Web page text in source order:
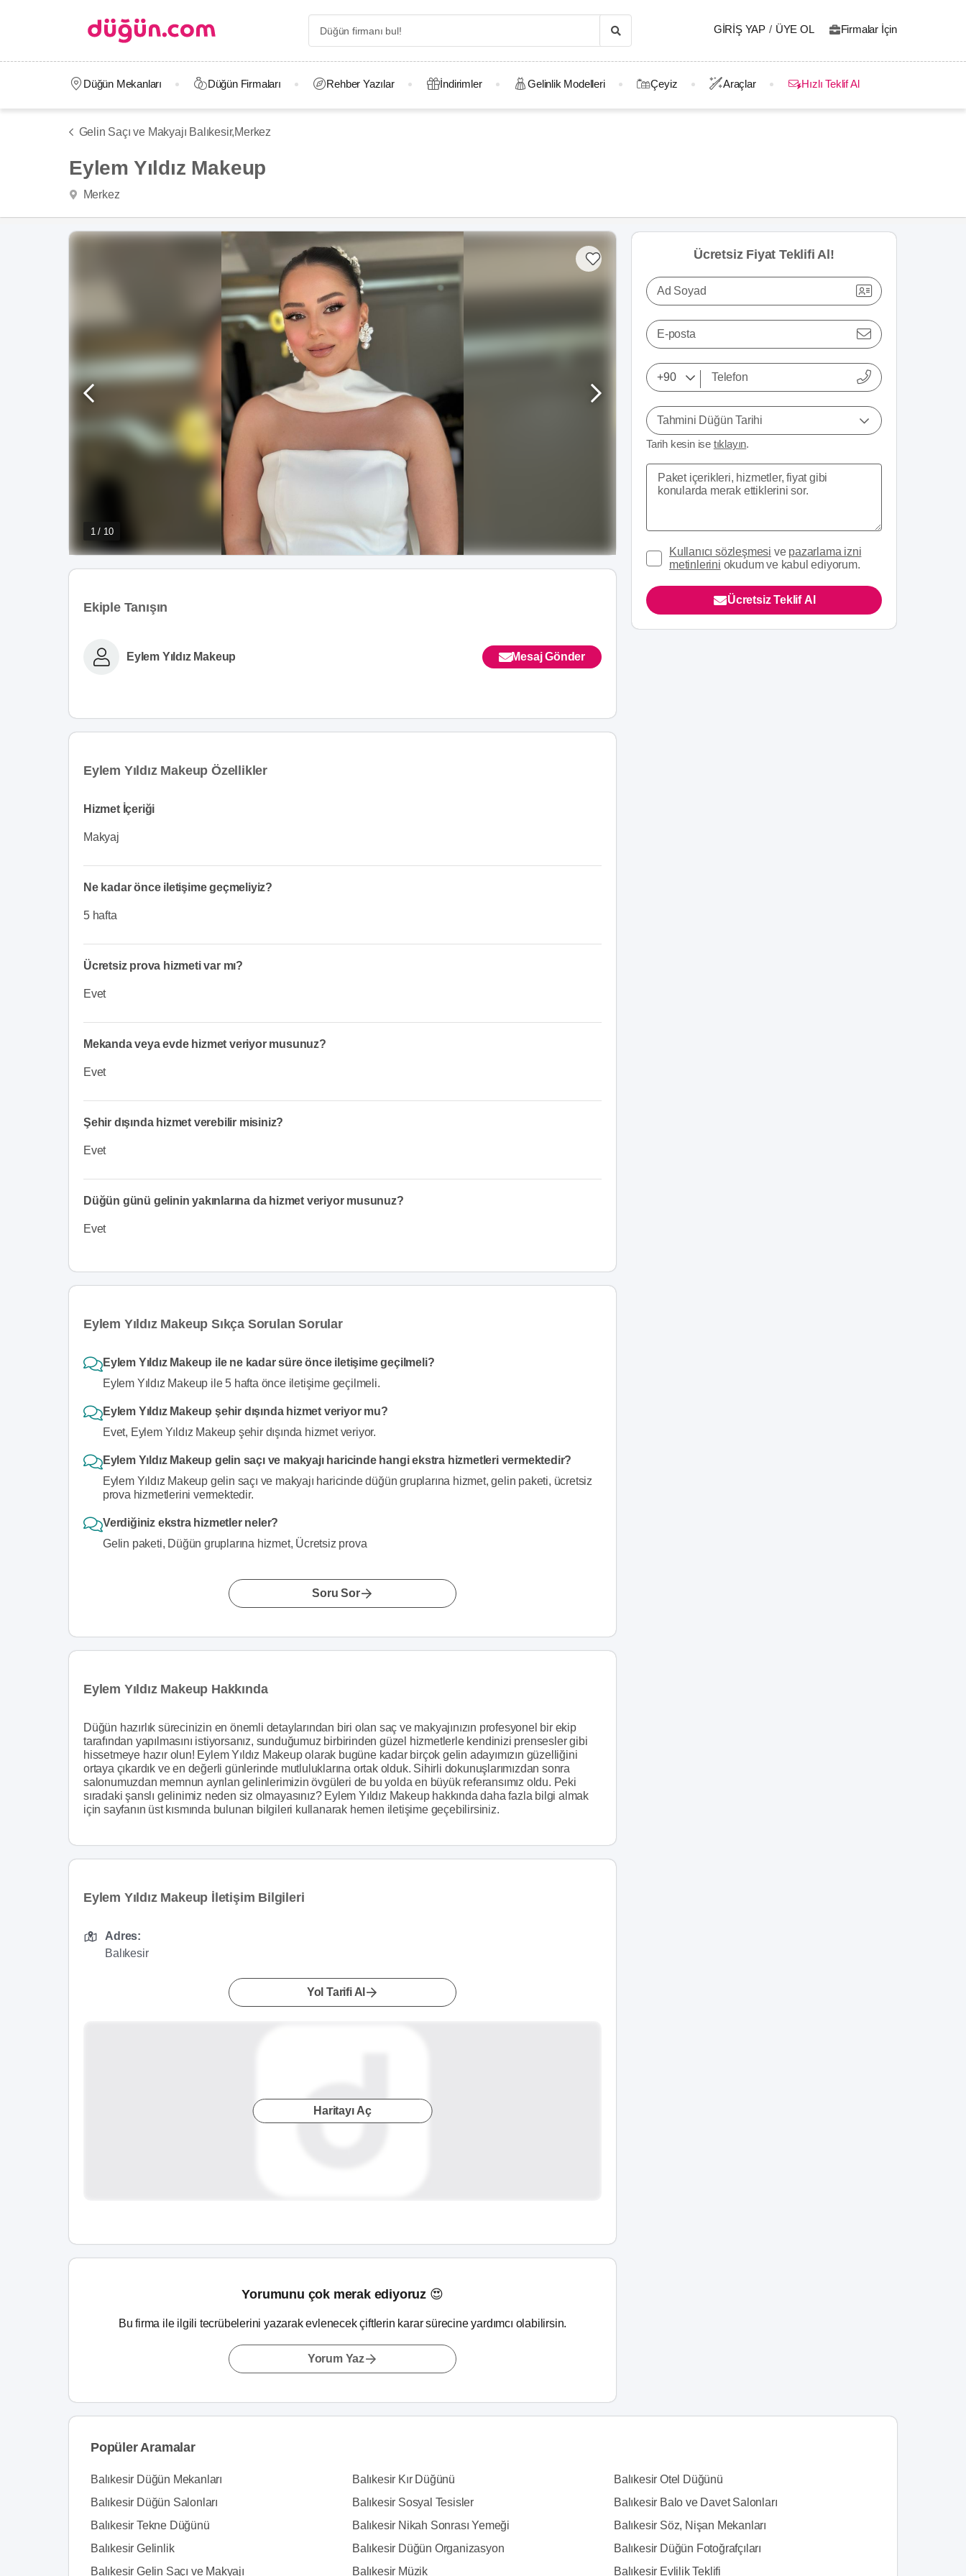
GIRIŞ YAP / ÜYE OL Firmalar İçin
Düğün Mekanları Düğün Firmaları Rehber Yazılar İndirimler Gelinlik Modelleri Çeyiz Araçlar Hızlı Teklif Al
Gelin Saçı ve Makyajı Balıkesir,Merkez
Eylem Yıldız Makeup
Merkez
1 / 10
Ekiple Tanışın
Eylem Yıldız Makeup Mesaj Gönder
Eylem Yıldız Makeup Özellikler
Hizmet İçeriği
Makyaj
Ne kadar önce iletişime geçmeliyiz?
5 hafta
Ücretsiz prova hizmeti var mı?
Evet
Mekanda veya evde hizmet veriyor musunuz?
Evet
Şehir dışında hizmet verebilir misiniz?
Evet
Düğün günü gelinin yakınlarına da hizmet veriyor musunuz?
Evet
Eylem Yıldız Makeup Sıkça Sorulan Sorular
Eylem Yıldız Makeup ile ne kadar süre önce iletişime geçilmeli?
Eylem Yıldız Makeup ile 5 hafta önce iletişime geçilmeli.
Eylem Yıldız Makeup şehir dışında hizmet veriyor mu?
Evet, Eylem Yıldız Makeup şehir dışında hizmet veriyor.
Eylem Yıldız Makeup gelin saçı ve makyajı haricinde hangi ekstra hizmetleri vermektedir?
Eylem Yıldız Makeup gelin saçı ve makyajı haricinde düğün gruplarına hizmet, gelin paketi, ücretsiz
prova hizmetlerini vermektedir.
Verdiğiniz ekstra hizmetler neler?
Gelin paketi, Düğün gruplarına hizmet, Ücretsiz prova
Soru Sor
Eylem Yıldız Makeup Hakkında
Düğün hazırlık sürecinizin en önemli detaylarından biri olan saç ve makyajınızın profesyonel bir ekip
tarafından yapılmasını istiyorsanız, sunduğumuz birbirinden güzel hizmetlerle kendinizi prensesler gibi
hissetmeye hazır olun! Eylem Yıldız Makeup olarak bugüne kadar birçok gelin adayımızın güzelliğini
ortaya çıkardık ve en değerli günlerinde mutluluklarına ortak olduk. Sihirli dokunuşlarımızdan sonra
salonumuzdan memnun ayrılan gelinlerimizin övgüleri de bu yolda en büyük referansımız oldu. Peki
sıradaki şanslı gelinimiz neden siz olmayasınız? Eylem Yıldız Makeup hakkında daha fazla bilgi almak
için sayfanın üst kısmında bulunan bilgileri kullanarak hemen iletişime geçebilirsiniz.
Eylem Yıldız Makeup İletişim Bilgileri
Adres:
Balıkesir
Yol Tarifi Al
Haritayı Aç
Yorumunu çok merak ediyoruz 😍
Bu firma ile ilgili tecrübelerini yazarak evlenecek çiftlerin karar sürecine yardımcı olabilirsin.
Yorum Yaz
Ücretsiz Fiyat Teklifi Al!
Ad Soyad
E-posta
Tahmini Düğün Tarihi
Tarih kesin ise tıklayın.
Kullanıcı sözleşmesi ve pazarlama izni
metinlerini okudum ve kabul ediyorum.
Ücretsiz Teklif Al
Popüler Aramalar
Balıkesir Düğün Mekanları Balıkesir Kır Düğünü
Balıkesir Otel Düğünü
Balıkesir Düğün Salonları
Balıkesir Sosyal Tesisler
Balıkesir Balo ve Davet Salonları
Balıkesir Tekne Düğünü
Balıkesir Nikah Sonrası Yemeği
Balıkesir Söz, Nişan Mekanları
Balıkesir Gelinlik
Balıkesir Düğün Organizasyon
Balıkesir Düğün Fotoğrafçıları
Balıkesir Gelin Saçı ve Makyajı
Balıkesir Müzik Balıkesir Evlilik Teklifi